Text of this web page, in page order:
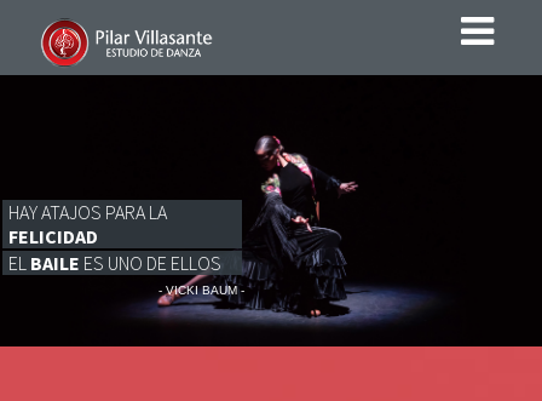
HAY ATAJOS PARA LA
FELICIDAD
EL BAILE ES UNO DE ELLOS
- VICKI BAUM -